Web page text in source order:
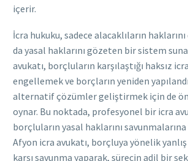
içerir.
İcra hukuku, sadece alacaklıların
da yasal haklarını gözeten bir sistem
avukatı, borçluların karşılaştığı haksız
engellemek ve borçların yeniden
alternatif çözümler geliştirmek için de
oynar. Bu noktada, profesyonel bir icra
borçluların yasal haklarını
Afyon icra avukatı, borçluya yönelik
karşı savunma yaparak, sürecin adil bir